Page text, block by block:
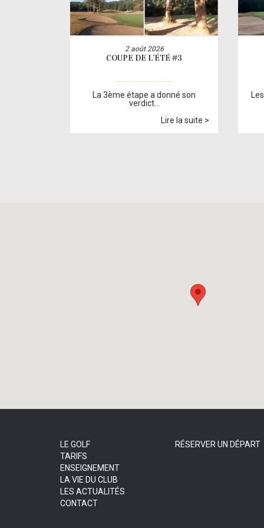
2 août 2026
COUPE DE L’ÉTÉ #3
La 3ème étape a donné son
verdict…
Lire la suite >
LE GOLF
TARIFS
ENSEIGNEMENT
LA VIE DU CLUB
LES ACTUALITÉS
CONTACT
RÉSERVER UN DÉPART